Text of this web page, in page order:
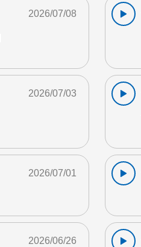
2026/07/08
2026/07/03
2026/07/01
2026/06/26